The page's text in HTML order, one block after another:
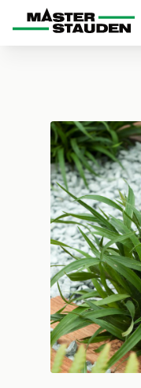
Master-Stauden